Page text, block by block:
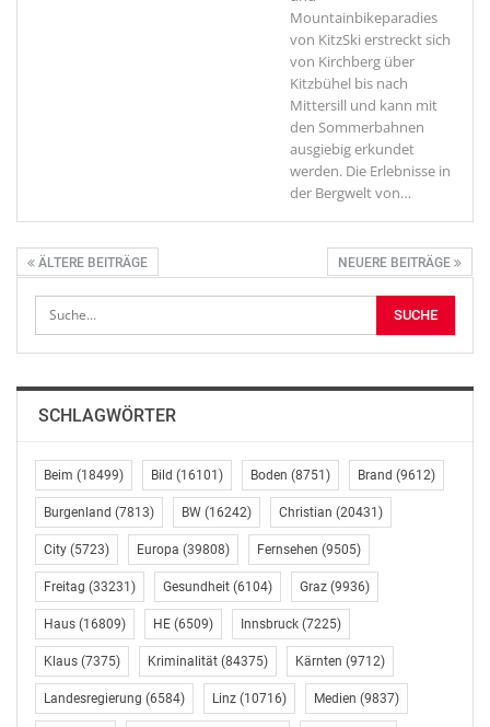
Mountainbikeparadies
von KitzSki erstreckt sich
von Kirchberg über
Kitzbühel bis nach
Mittersill und kann mit
den Sommerbahnen
ausgiebig erkundet
werden. Die Erlebnisse in
der Bergwelt von…
ÄLTERE BEITRÄGE NEUERE BEITRÄGE
SCHLAGWÖRTER
Beim (18499) Bild (16101) Boden (8751) Brand (9612)
Burgenland (7813) BW (16242) Christian (20431)
City (5723) Europa (39808) Fernsehen (9505)
Freitag (33231) Gesundheit (6104) Graz (9936)
Haus (16809) HE (6509) Innsbruck (7225)
Klaus (7375) Kriminalität (84375) Kärnten (9712)
Landesregierung (6584) Linz (10716) Medien (9837)